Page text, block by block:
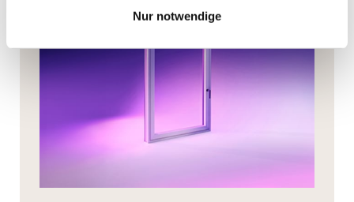
Nur notwendige